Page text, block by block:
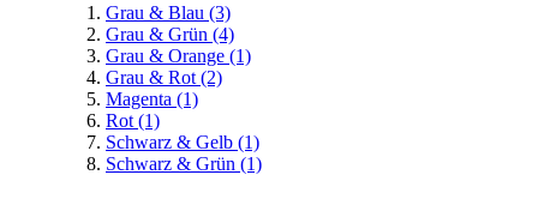
Grau & Blau (3)
Grau & Grün (4)
Grau & Orange (1)
Grau & Rot (2)
Magenta (1)
Rot (1)
Schwarz & Gelb (1)
Schwarz & Grün (1)